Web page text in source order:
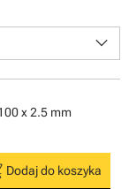
keyboard_arrow_down
x 2.5 mm
Dodaj do koszyka